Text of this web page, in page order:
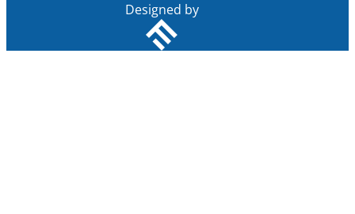
Designed by